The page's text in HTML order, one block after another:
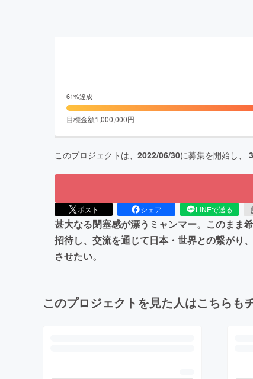
61%達成
目標金額1,000,000円
このプロジェクトは、 2022/06/30に募集を開始し、
ポスト シェア LINEで送る
甚大なる閉塞感が漂うミャンマー。このまま
招待し、交流を通じて日本・世界との繋がり
させたい。
このプロジェクトを見た人はこちらも